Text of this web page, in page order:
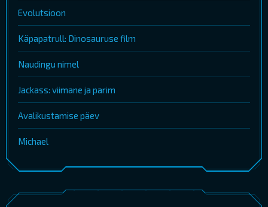
Evolutsioon
Käpapatrull: Dinosauruse film
Naudingu nimel
Jackass: viimane ja parim
Avalikustamise päev
Michael